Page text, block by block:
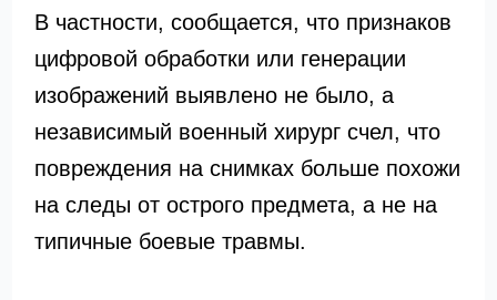
В частности, сообщается, что признаков
цифровой обработки или генерации
изображений выявлено не было, а
независимый военный хирург счел, что
повреждения на снимках больше похожи
на следы от острого предмета, а не на
типичные боевые травмы.